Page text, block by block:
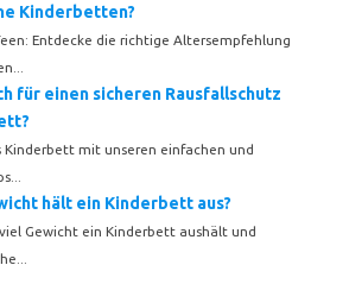
Kinderbetten?
Entdecke die richtige Altersempfehlung
für einen sicheren Rausfallschutz
Kinderbett mit unseren einfachen und
hält ein Kinderbett aus?
Gewicht ein Kinderbett aushält und